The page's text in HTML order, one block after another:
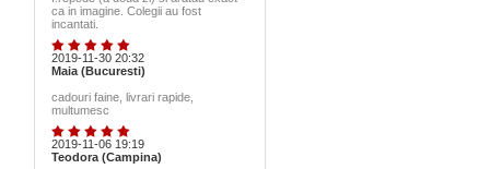
ca in imagine. Colegii au fost
incantati.
2019-11-30 20:32
Maia (Bucuresti)
cadouri faine, livrari rapide,
multumesc
2019-11-06 19:19
Teodora (Campina)